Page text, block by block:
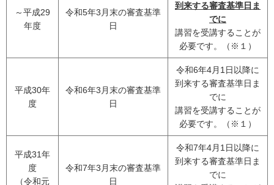
～平成29
年度
令和5年3月末の審査基準
日
到来する審査基準日ま
でに
講習を受講することが
必要です。（※１）
平成30年
度
令和6年3月末の審査基準
日
令和6年4月1日以降に
到来する審査基準日ま
でに
講習を受講することが
必要です。（※１）
平成31年
度
（令和元
令和7年3月末の審査基準
日
令和7年4月1日以降に
到来する審査基準日ま
でに